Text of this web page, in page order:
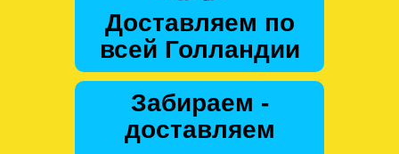
Доставляем по
всей Голландии
Забираем -
доставляем